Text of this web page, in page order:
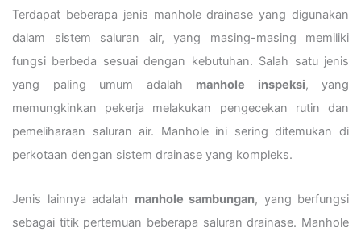
Terdapat beberapa jenis manhole drainase yang digunakan
dalam sistem saluran air, yang masing-masing memiliki
fungsi berbeda sesuai dengan kebutuhan. Salah satu jenis
yang paling umum adalah manhole inspeksi, yang
memungkinkan pekerja melakukan pengecekan rutin dan
pemeliharaan saluran air. Manhole ini sering ditemukan di
perkotaan dengan sistem drainase yang kompleks.
Jenis lainnya adalah manhole sambungan, yang berfungsi
sebagai titik pertemuan beberapa saluran drainase. Manhole